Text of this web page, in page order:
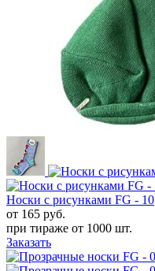
Носки с рисунками FG - 10
от 165 руб.
при тираже от 1000 шт.
Заказать